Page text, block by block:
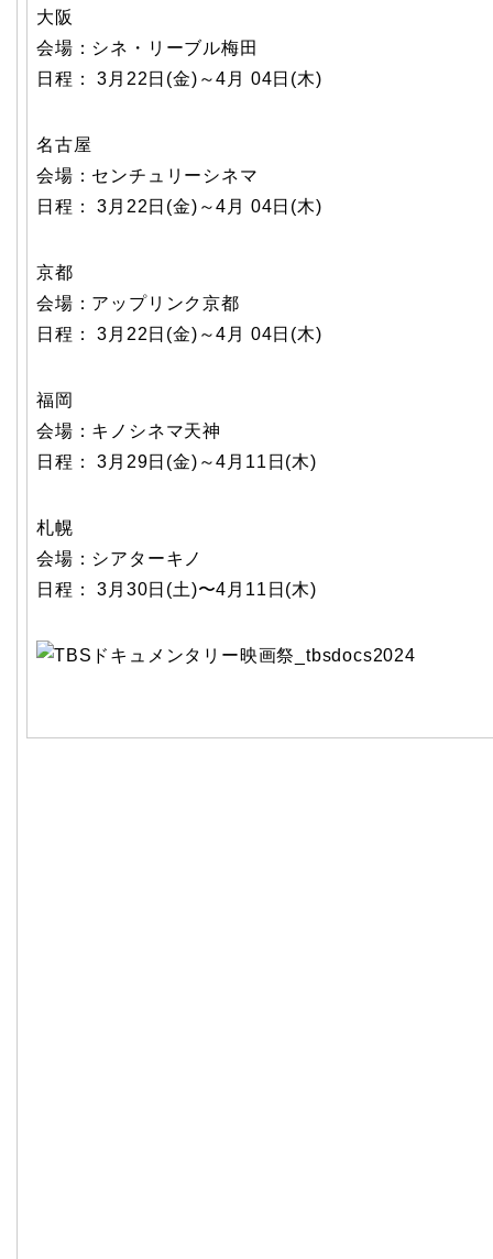
大阪
会場：シネ・リーブル梅田
日程： 3月22日(金)～4月 04日(木)
名古屋
会場：センチュリーシネマ
日程： 3月22日(金)～4月 04日(木)
京都
会場：アップリンク京都
日程： 3月22日(金)～4月 04日(木)
福岡
会場：キノシネマ天神
日程： 3月29日(金)～4月11日(木)
札幌
会場：シアターキノ
日程： 3月30日(土)〜4月11日(木)